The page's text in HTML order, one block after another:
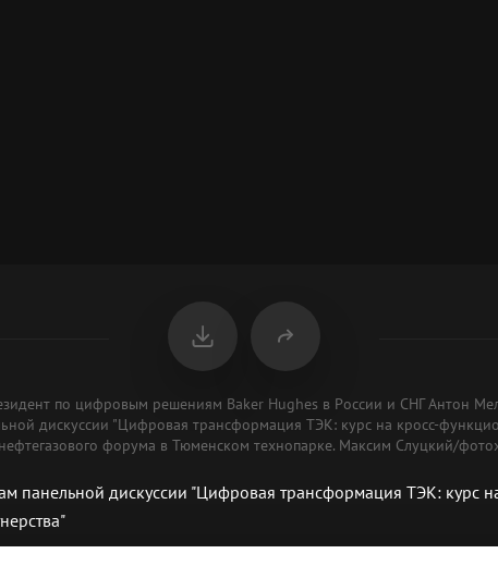
по цифровым решениям Baker Hughes в России и СНГ Антон
дискуссии "Цифровая трансформация ТЭК: курс на кросс-
форума в Тюменском технопарке. Максим Слуцкий/
панельной дискуссии "Цифровая трансформация ТЭК: курс